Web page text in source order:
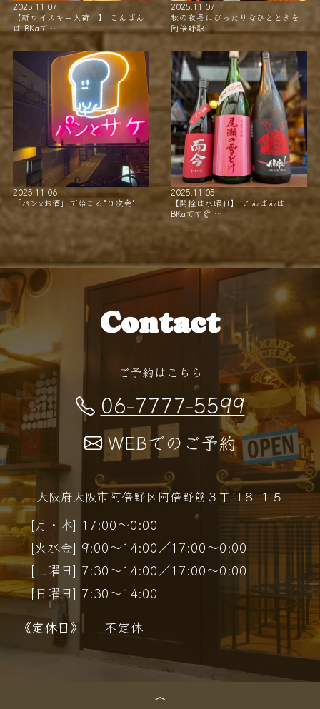
2025.11.07
【新ウイスキー入荷！】 こんばん
は BKaで…
2025.11.07
秋の夜長にぴったりなひとときを
阿倍野駅…
2025.11.06
「パン×お酒」で始まる"０次会"…
2025.11.05
【開栓は水曜日】 こんばんは！
BKaです🥐 …
Contact
ご予約はこちら
06-7777-5599
WEBでのご予約
大阪府大阪市阿倍野区阿倍野筋３丁目８−１５
[月・木] 17:00～0:00
[火水金] 9:00～14:00／17:00～0:00
[土曜日] 7:30～14:00／17:00～0:00
[日曜日] 7:30～14:00
《定休日》
不定休